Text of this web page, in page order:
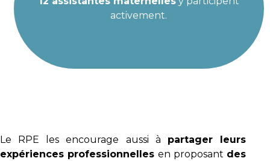
activement.
Le RPE les encourage aussi à partager leurs
expériences professionnelles en proposant des